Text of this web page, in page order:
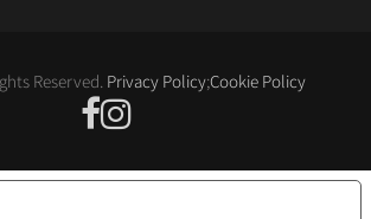
Reserved. Privacy Policy;Cookie Policy